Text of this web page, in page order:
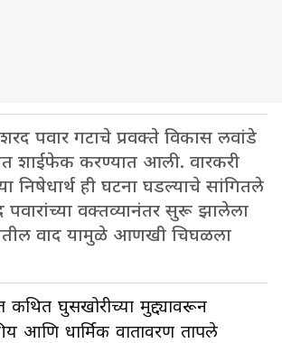
शरद पवार गटाचे प्रवक्ते विकास लवांडे
शाईफेक करण्यात आली. वारकरी
निषेधार्थ ही घटना घडल्याचे सांगितले
वक्तव्यानंतर सुरू झालेला
वाद यामुळे आणखी चिघळला
कथित घुसखोरीच्या मुद्द्यावरून
आणि धार्मिक वातावरण तापले